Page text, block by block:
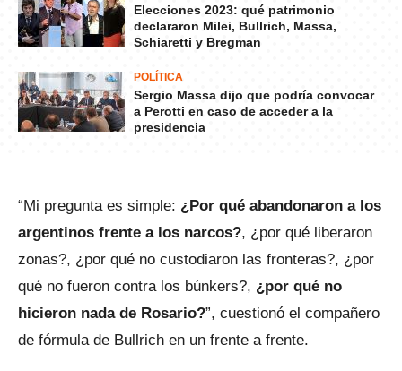
Elecciones 2023: qué patrimonio
declararon Milei, Bullrich, Massa,
Schiaretti y Bregman
POLÍTICA
Sergio Massa dijo que podría convocar
a Perotti en caso de acceder a la
presidencia
“Mi pregunta es simple: ¿Por qué abandonaron a los
argentinos frente a los narcos?, ¿por qué liberaron
zonas?, ¿por qué no custodiaron las fronteras?, ¿por
qué no fueron contra los búnkers?, ¿por qué no
hicieron nada de Rosario?”, cuestionó el compañero
de fórmula de Bullrich en un frente a frente.